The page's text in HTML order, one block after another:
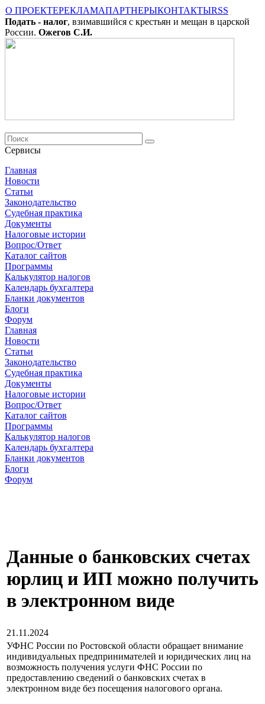
О ПРОЕКТЕРЕКЛАМАПАРТНЕРЫКОНТАКТЫRSS
Подать - налог, взимавшийся с крестьян и мещан в царской
России. Ожегов С.И.
Сервисы
Главная
Новости
Cтатьи
Законодательство
Судебная практика
Документы
Налоговые истории
Вопрос/Ответ
Каталог сайтов
Программы
Калькулятор налогов
Календарь бухгалтера
Бланки документов
Блоги
Форум
Главная
Новости
Cтатьи
Законодательство
Судебная практика
Документы
Налоговые истории
Вопрос/Ответ
Каталог сайтов
Программы
Калькулятор налогов
Календарь бухгалтера
Бланки документов
Блоги
Форум
Данные о банковских счетах
юрлиц и ИП можно получить
в электронном виде
21.11.2024
УФНС России по Ростовской области обращает внимание
индивидуальных предпринимателей и юридических лиц на
возможность получения услуги ФНС России по
предоставлению сведений о банковских счетах в
электронном виде без посещения налогового органа.